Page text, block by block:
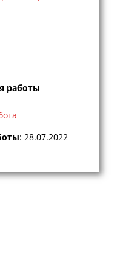
работы
: 28.07.2022